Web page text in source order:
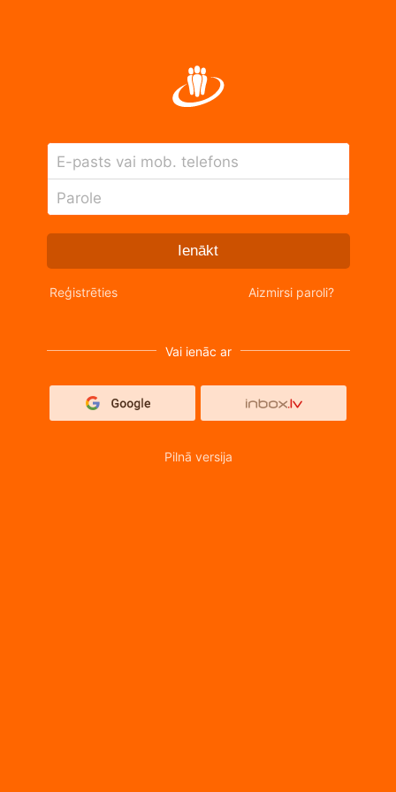
E-pasts vai mob. telefons
Parole
Ienākt
Reģistrēties Aizmirsi paroli?
Vai ienāc ar
Pilnā versija